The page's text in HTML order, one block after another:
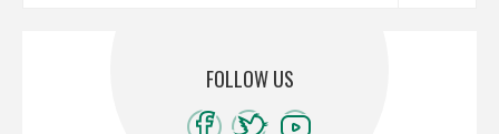
FOLLOW US